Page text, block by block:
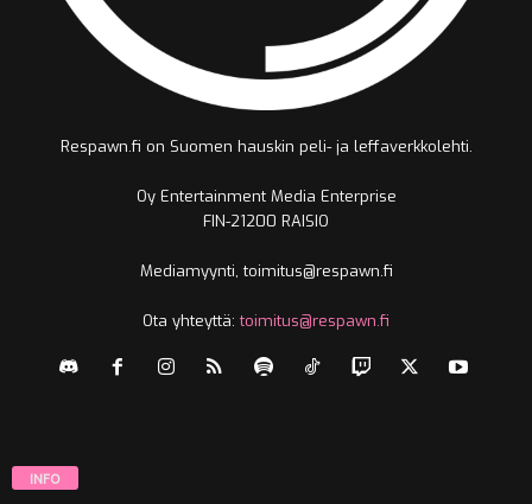
Respawn.fi on Suomen hauskin peli- ja leffaverkkolehti.
Oy Entertainment Media Enterprise
FIN-21200 RAISIO
Mediamyynti, toimitus@respawn.fi
Ota yhteyttä:toimitus@respawn.fi
INFO